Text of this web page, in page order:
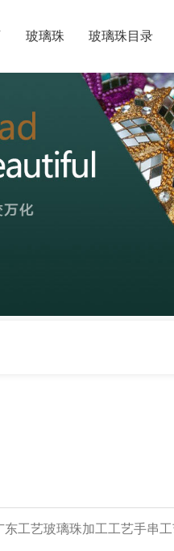
玻璃珠 玻璃珠目录
艺玻璃珠加工工艺手串工